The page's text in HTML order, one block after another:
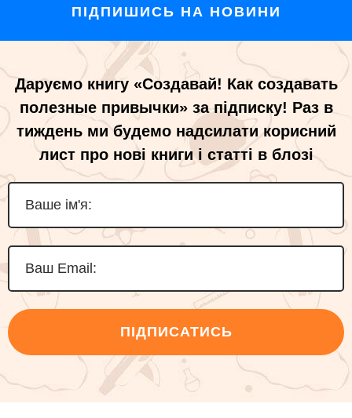
ПІДПИШИСЬ НА НОВИНИ
ПІДПИСАТИСЬ
Даруємо книгу «Создавай! Как создавать
полезные привычки» за підписку! Раз в
тиждень ми будемо надсилати корисний
лист про нові книги і статті в блозі